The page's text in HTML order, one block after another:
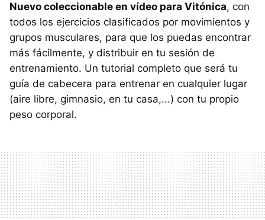
Nuevo coleccionable en vídeo para Vitónica, con
todos los ejercicios clasificados por movimientos y
grupos musculares, para que los puedas encontrar
más fácilmente, y distribuir en tu sesión de
entrenamiento. Un tutorial completo que será tu
guía de cabecera para entrenar en cualquier lugar
(aire libre, gimnasio, en tu casa,...) con tu propio
peso corporal.